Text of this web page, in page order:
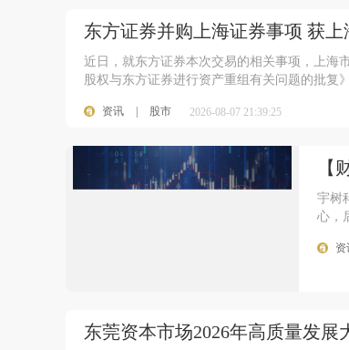
东方证券并购上海证券事项 获
近日，就东方证券本次交易的相关事项，上海
股权与东方证券进行资产重组有关问题的批复
资讯 股市 2026-08-07 21:39:25
【
宇树
心，
资
东莞资本市场2026年高质量发展